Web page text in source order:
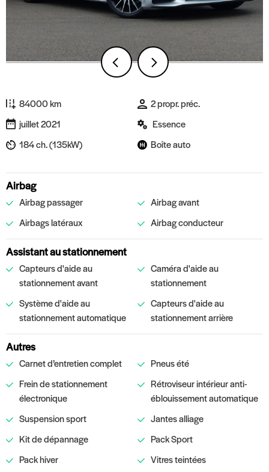
84000 km
2 propr. préc.
juillet 2021
Essence
184 ch. (135kW)
Boîte auto
Airbag
Airbag passager
Airbag avant
Airbags latéraux
Airbag conducteur
Assistant au stationnement
Capteurs d'aide au
stationnement avant
Caméra d'aide au
stationnement
Système d'aide au
stationnement automatique
Capteurs d'aide au
stationnement arrière
Autres
Carnet d’entretien complet
Pneus été
Frein de stationnement
électronique
Rétroviseur intérieur anti-
éblouissement automatique
Suspension sport
Jantes alliage
Kit de dépannage
Pack Sport
Pack hiver
Vitres teintées